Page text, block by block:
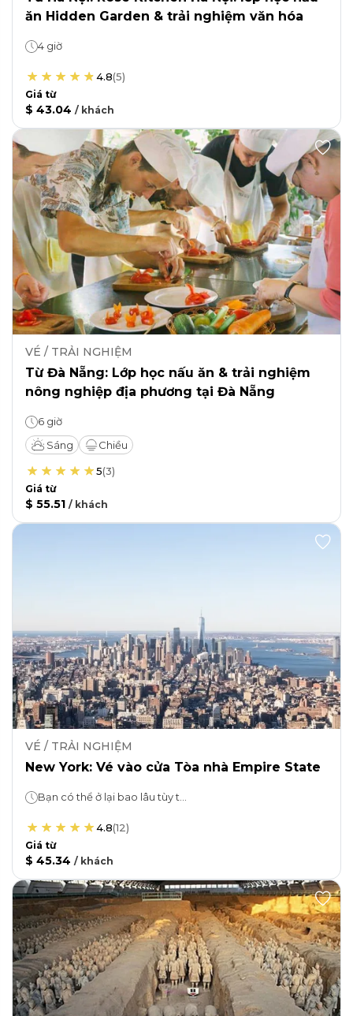
ăn Hidden Garden & trải nghiệm văn hóa
4 giờ
4.8(5)
Giá từ
$ 43.04 / khách
VÉ / TRẢI NGHIỆM
Từ Đà Nẵng: Lớp học nấu ăn & trải nghiệm
nông nghiệp địa phương tại Đà Nẵng
6 giờ
Sáng
Chiều
5(3)
Giá từ
$ 55.51 / khách
VÉ / TRẢI NGHIỆM
New York: Vé vào cửa Tòa nhà Empire State
4.8(12)
Giá từ
$ 45.34 / khách